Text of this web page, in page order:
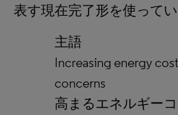
表す現在完了形を使ってい
主語
Increasing energy
concerns
高まるエネルギー